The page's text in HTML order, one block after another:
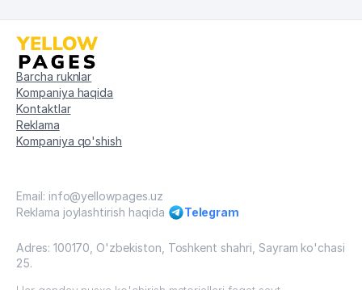
Barcha ruknlar
Kompaniya haqida
Kontaktlar
Reklama
Kompaniya qo'shish
Email: info@yellowpages.uz
Reklama joylashtirish haqida
Telegram
Adres: 100170, O'zbekiston, Toshkent shahri, Sayram ko'chasi
25.